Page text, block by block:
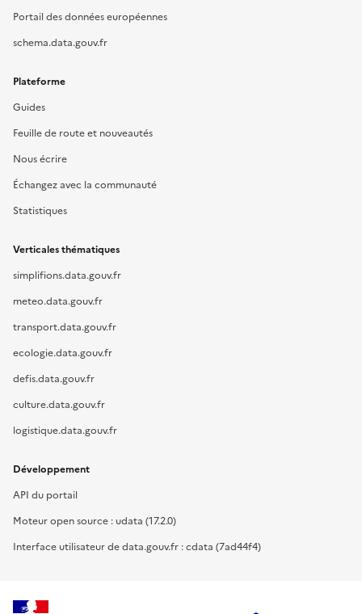
Portail des données européennes
schema.data.gouv.fr
Plateforme
Guides
Feuille de route et nouveautés
Nous écrire
Échangez avec la communauté
Statistiques
Verticales thématiques
simplifions.data.gouv.fr
meteo.data.gouv.fr
transport.data.gouv.fr
ecologie.data.gouv.fr
defis.data.gouv.fr
culture.data.gouv.fr
logistique.data.gouv.fr
Développement
API du portail
Moteur open source : udata (17.2.0)
Interface utilisateur de data.gouv.fr : cdata (7ad44f4)